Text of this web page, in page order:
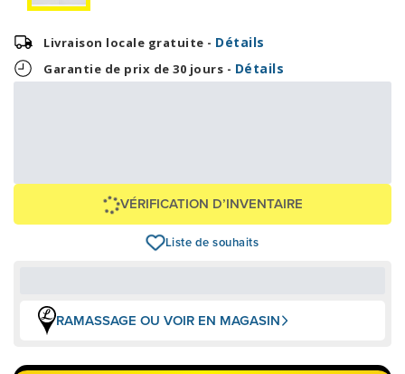
Livraison locale gratuite - Détails
Garantie de prix de 30 jours - Détails
VÉRIFICATION D’INVENTAIRE
Liste de souhaits
RAMASSAGE OU VOIR EN MAGASIN